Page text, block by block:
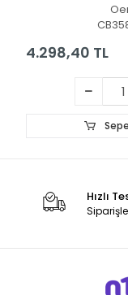
4.298,40 TL
Hızlı